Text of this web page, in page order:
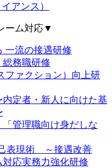
アンス）
ーム対応▼
一流の接遇研修
務職研修
ファクション）向上研
定者・新人に向けた基
「管理職向け身だしな
表現術 ～接遇改善
応実務力強化研修